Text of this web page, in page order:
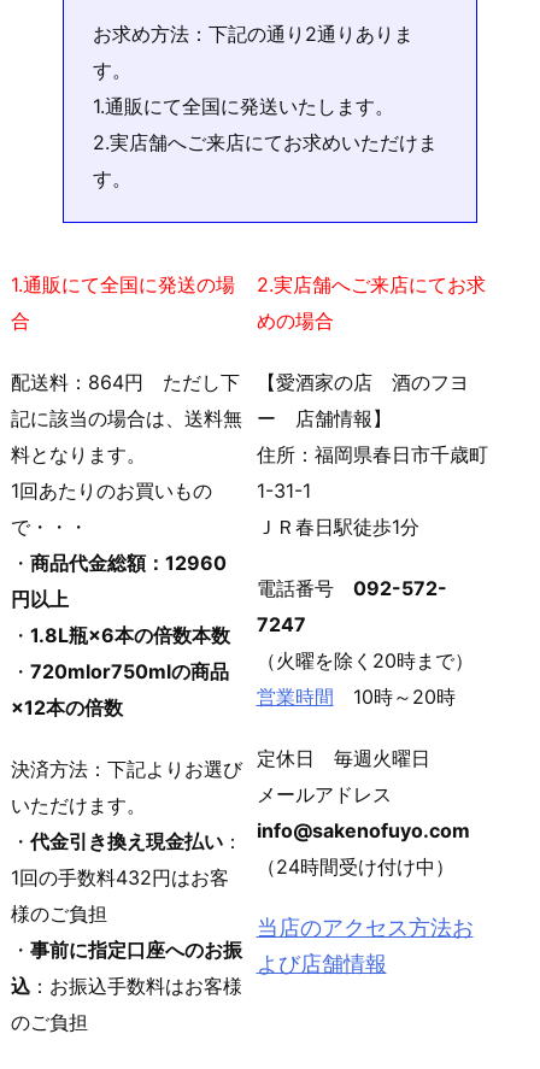
お求め方法：下記の通り2通りありま
す。
1.通販にて全国に発送いたします。
2.実店舗へご来店にてお求めいただけま
す。
1.通販にて全国に発送の場
合
配送料：864円 ただし下
記に該当の場合は、送料無
料となります。
1回あたりのお買いもの
で・・・
・ 商品代金総額：12960
円以上
・ 1.8L瓶×6本の倍数本数
・ 720mlor750mlの商品
×12本の倍数
決済方法：下記よりお選び
いただけます。
・ 代金引き換え現金払い ：
1回の手数料432円はお客
様のご負担
・ 事前に指定口座へのお振
込 ：お振込手数料はお客様
のご負担
2.実店舗へご来店にてお求
めの場合
【愛酒家の店 酒のフヨ
ー 店舗情報】
住所：福岡県春日市千歳町
1-31-1
ＪＲ春日駅徒歩1分
電話番号 092-572-
7247
（火曜を除く20時まで）
営業時間 10時～20時
定休日 毎週火曜日
メールアドレス
info@sakenofuyo.com
（24時間受け付け中）
当店のアクセス方法お
よび店舗情報